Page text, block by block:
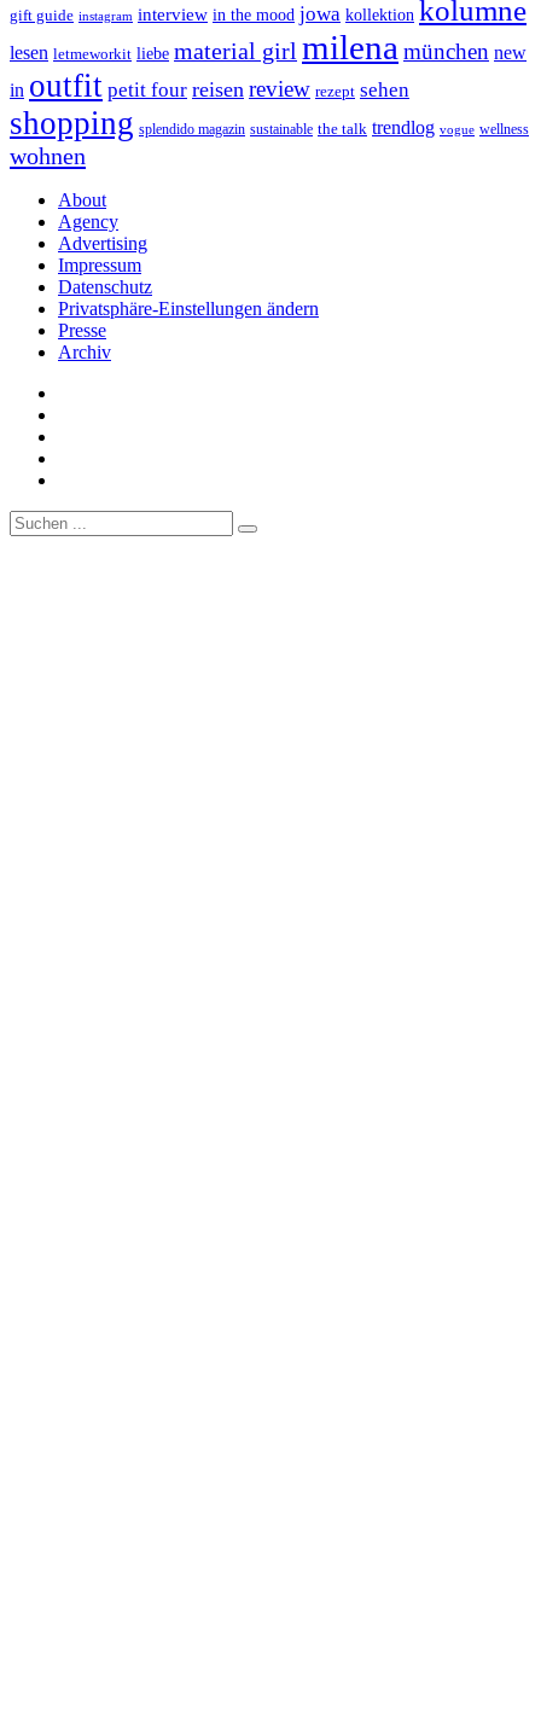
gift guide instagram interview in the mood jowa kollektion kolumne
lesen letmeworkit liebe material girl milena münchen new
in outfit petit four reisen review rezept sehen
shopping splendido magazin sustainable the talk trendlog vogue wellness
wohnen
About
Agency
Advertising
Impressum
Datenschutz
Privatsphäre-Einstellungen ändern
Presse
Archiv